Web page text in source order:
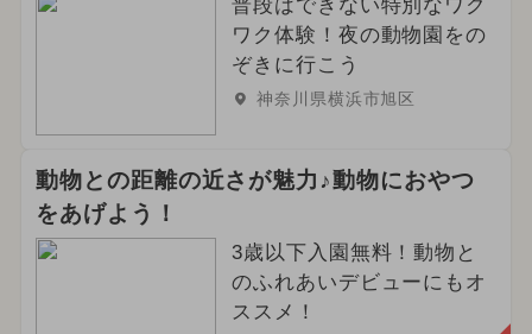
普段はできない特別なワク
ワク体験！夜の動物園をの
ぞきに行こう
神奈川県横浜市旭区
動物との距離の近さが魅力♪動物におやつ
をあげよう！
3歳以下入園無料！動物と
のふれあいデビューにもオ
ススメ！